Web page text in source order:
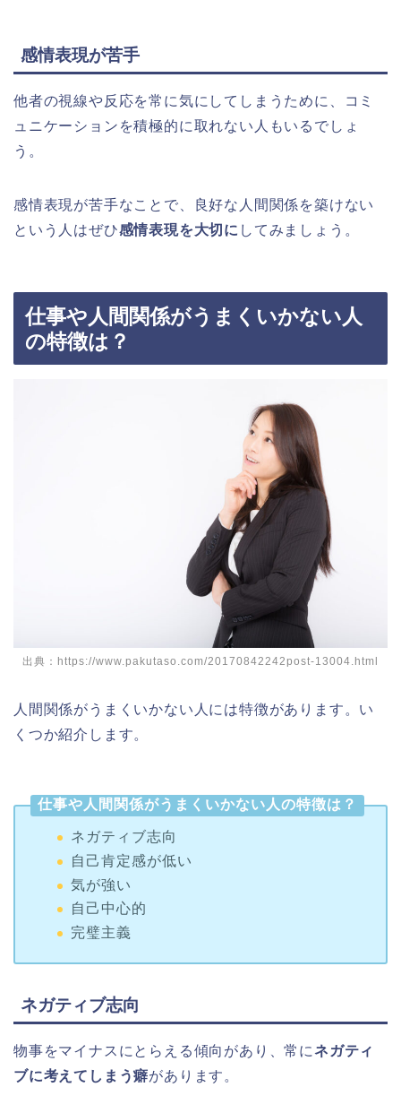
感情表現が苦手
他者の視線や反応を常に気にしてしまうために、コミ
ュニケーションを積極的に取れない人もいるでしょ
う。
感情表現が苦手なことで、良好な人間関係を築けない
という人はぜひ感情表現を大切に してみましょう。
仕事や人間関係がうまくいかない人
の特徴は？
出典：https://www.pakutaso.com/20170842242post-13004.html
人間関係がうまくいかない人には特徴があります。い
くつか紹介します。
仕事や人間関係がうまくいかない人の特徴は？
ネガティブ志向
自己肯定感が低い
気が強い
自己中心的
完璧主義
ネガティブ志向
物事をマイナスにとらえる傾向があり、常にネガティ
ブに考えてしまう癖があります。